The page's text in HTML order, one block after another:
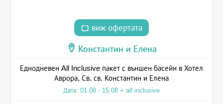
виж офертата
Константин и Елена
Еднодневен All Inclusive пакет с външен басейн в Хотел
Аврора, Св. св. Константин и Елена
Дата: 01.08 - 15.08 + all inclusive